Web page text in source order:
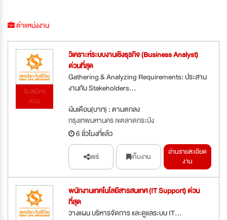
ตำแหน่งงาน
รับสมัคร
ด่วน
วิเคราะห์ระบบงานเชิงธุรกิจ (Business Analyst)
ด่วนที่สุด
Gathering & Analyzing Requirements: ประสาน
งานกับ Stakeholders...
เงินเดือน(บาท) : ตามตกลง
กรุงเทพมหานคร เขตลาดกระบัง
6 ชั่วโมงที่แล้ว
แชร์ เก็บงาน
อ่านรายละเอียด
งาน
พนักงานเทคโนโลยีสารสนเทศ (IT Support) ด่วน
ที่สุด
วางแผน บริหารจัดการ และดูแลระบบ IT...